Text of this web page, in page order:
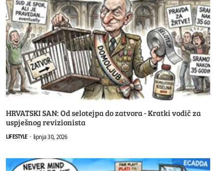
HRVATSKI SAN: Od selotejpa do zatvora - Kratki vodič za
uspješnog revizionista
LIFESTYLE - lipnja 30, 2026